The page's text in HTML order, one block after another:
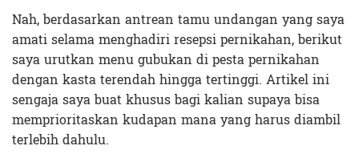
Nah, berdasarkan antrean tamu undangan yang saya
amati selama menghadiri resepsi pernikahan, berikut
saya urutkan menu gubukan di pesta pernikahan
dengan kasta terendah hingga tertinggi. Artikel ini
sengaja saya buat khusus bagi kalian supaya bisa
memprioritaskan kudapan mana yang harus diambil
terlebih dahulu.